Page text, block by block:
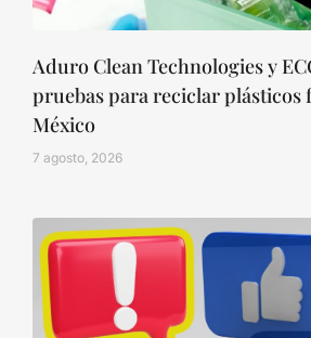
Aduro Clean Technologies y
pruebas para reciclar plásticos
México
7 agosto, 2026